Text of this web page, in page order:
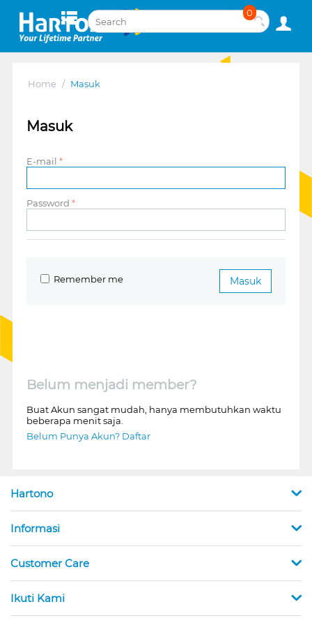
0
Home / Masuk
Masuk
E-mail
Password
Masuk
Remember me
Belum menjadi member?
Buat Akun sangat mudah, hanya membutuhkan waktu
beberapa menit saja.
Belum Punya Akun? Daftar
Hartono
Informasi
Customer Care
Ikuti Kami